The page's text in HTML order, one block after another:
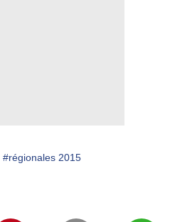
#régionales 2015